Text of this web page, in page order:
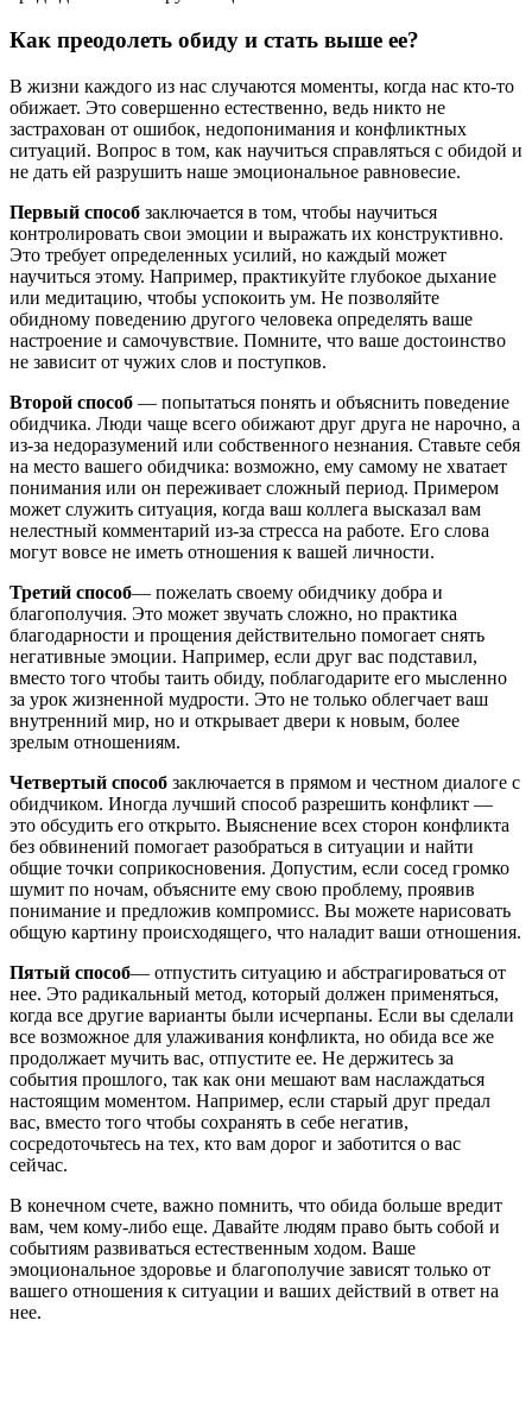
Как преодолеть обиду и стать выше ее?
В жизни каждого из нас случаются моменты, когда нас кто-то
обижает. Это совершенно естественно, ведь никто не
застрахован от ошибок, недопонимания и конфликтных
ситуаций. Вопрос в том, как научиться справляться с обидой и
не дать ей разрушить наше эмоциональное равновесие.
Первый способ заключается в том, чтобы научиться
контролировать свои эмоции и выражать их конструктивно.
Это требует определенных усилий, но каждый может
научиться этому. Например, практикуйте глубокое дыхание
или медитацию, чтобы успокоить ум. Не позволяйте
обидному поведению другого человека определять ваше
настроение и самочувствие. Помните, что ваше достоинство
не зависит от чужих слов и поступков.
Второй способ — попытаться понять и объяснить поведение
обидчика. Люди чаще всего обижают друг друга не нарочно, а
из-за недоразумений или собственного незнания. Ставьте себя
на место вашего обидчика: возможно, ему самому не хватает
понимания или он переживает сложный период. Примером
может служить ситуация, когда ваш коллега высказал вам
нелестный комментарий из-за стресса на работе. Его слова
могут вовсе не иметь отношения к вашей личности.
Третий способ— пожелать своему обидчику добра и
благополучия. Это может звучать сложно, но практика
благодарности и прощения действительно помогает снять
негативные эмоции. Например, если друг вас подставил,
вместо того чтобы таить обиду, поблагодарите его мысленно
за урок жизненной мудрости. Это не только облегчает ваш
внутренний мир, но и открывает двери к новым, более
зрелым отношениям.
Четвертый способ заключается в прямом и честном диалоге с
обидчиком. Иногда лучший способ разрешить конфликт —
это обсудить его открыто. Выяснение всех сторон конфликта
без обвинений помогает разобраться в ситуации и найти
общие точки соприкосновения. Допустим, если сосед громко
шумит по ночам, объясните ему свою проблему, проявив
понимание и предложив компромисс. Вы можете нарисовать
общую картину происходящего, что наладит ваши отношения.
Пятый способ— отпустить ситуацию и абстрагироваться от
нее. Это радикальный метод, который должен применяться,
когда все другие варианты были исчерпаны. Если вы сделали
все возможное для улаживания конфликта, но обида все же
продолжает мучить вас, отпустите ее. Не держитесь за
события прошлого, так как они мешают вам наслаждаться
настоящим моментом. Например, если старый друг предал
вас, вместо того чтобы сохранять в себе негатив,
сосредоточьтесь на тех, кто вам дорог и заботится о вас
сейчас.
В конечном счете, важно помнить, что обида больше вредит
вам, чем кому-либо еще. Давайте людям право быть собой и
событиям развиваться естественным ходом. Ваше
эмоциональное здоровье и благополучие зависят только от
вашего отношения к ситуации и ваших действий в ответ на
нее.